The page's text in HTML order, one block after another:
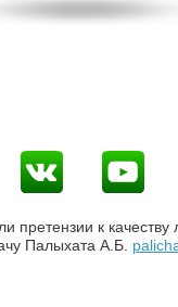
претензии к
Палыхата А.Б.